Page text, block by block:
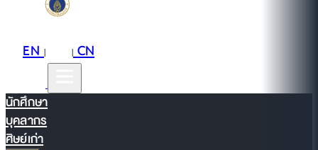
EN| |CN
นักศึกษา
บุคลากร
ศิษย์เก่า